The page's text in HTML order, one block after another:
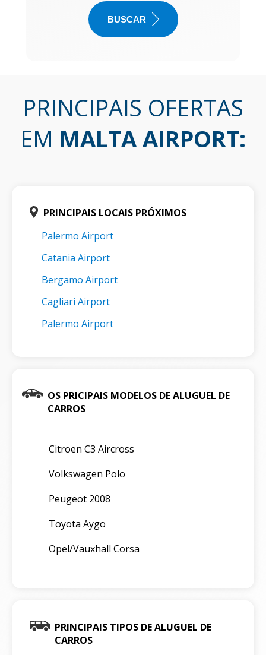
BUSCAR
PRINCIPAIS OFERTAS
EM MALTA AIRPORT:
PRINCIPAIS LOCAIS PRÓXIMOS
Palermo Airport
Catania Airport
Bergamo Airport
Cagliari Airport
Palermo Airport
OS PRICIPAIS MODELOS DE ALUGUEL DE
CARROS
Citroen C3 Aircross
Volkswagen Polo
Peugeot 2008
Toyota Aygo
Opel/Vauxhall Corsa
PRINCIPAIS TIPOS DE ALUGUEL DE
CARROS